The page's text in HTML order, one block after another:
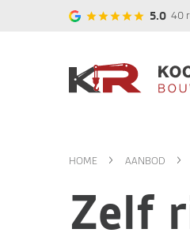
5.0 40
HOME AANBOD
Zelf